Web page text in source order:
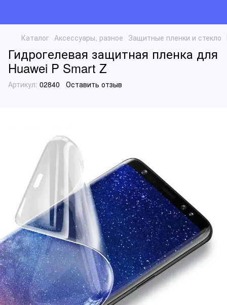
Каталог Аксессуары, разное Защитные пленки и стекло
Гидрогелевая защитная пленка для
Huawei P Smart Z
Артикул: 02840 Оставить отзыв